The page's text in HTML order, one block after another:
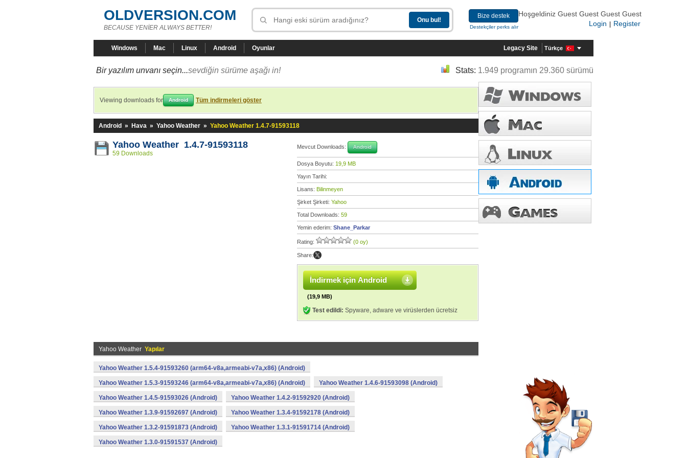
OLDVERSION.COM
BECAUSE YENİER ALWAYS BETTER!
Bize destek
Destekçiler perks alır
Hoşgeldiniz Guest Guest Guest Guest
Login
Register
Windows Mac Linux Android Oyunlar Legacy Site Türkçe
Bir yazılım unvanı seçin...sevdiğin sürüme aşağı in! Stats: 1.949 programın 29.360 sürümü
Viewing downloads for Android Tüm indirmeleri göster
Android » Hava » Yahoo Weather » Yahoo Weather 1.4.7-91593118
Yahoo Weather 1.4.7-91593118
59 Downloads
Mevcut Downloads: Android
Dosya Boyutu: 19,9 MB
Yayın Tarihi:
Lisans: Bilinmeyen
Şirket Şirketi: Yahoo
Total Downloads: 59
Yemin ederim: Shane_Parkar
Rating: (0 oy)
Share:
İndirmek için Android
(19,9 MB)
Test edildi: Spyware, adware ve virüslerden ücretsiz
Yahoo Weather Yapılar
Yahoo Weather 1.5.4-91593260 (arm64-v8a,armeabi-v7a,x86) (Android)
Yahoo Weather 1.5.3-91593246 (arm64-v8a,armeabi-v7a,x86) (Android) Yahoo Weather 1.4.6-91593098 (Android)
Yahoo Weather 1.4.5-91593026 (Android) Yahoo Weather 1.4.2-91592920 (Android)
Yahoo Weather 1.3.9-91592697 (Android) Yahoo Weather 1.3.4-91592178 (Android)
Yahoo Weather 1.3.2-91591873 (Android) Yahoo Weather 1.3.1-91591714 (Android)
Yahoo Weather 1.3.0-91591537 (Android)